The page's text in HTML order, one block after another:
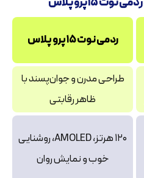
ردمی نوت ۱۵ پرو پلاس
طراحی مدرن و جوان‌پسند با
ظاهر رقابتی
۱۲۰ هرتز، AMOLED، روشنایی
خوب و نمایش روان